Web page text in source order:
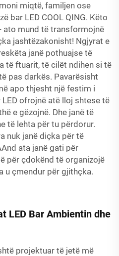
miqtë, familjen ose
bar LED COOL QING. Këto
ato mund të transformojnë
jashtëzakonisht! Ngjyrat e
janë pothuajse të
të ftuarit, të cilët ndihen si të
pas darkës. Pavarësisht
apo thjesht një festim i
ofrojnë atë lloj shtese të
e gëzojnë. Dhe janë të
të lehta për tu përdorur.
nuk janë diçka për të
ata janë gati për
për çdokënd të organizojë
u çmendur për gjithçka.
LED Bar Ambientin dhe
projektuar të jetë më